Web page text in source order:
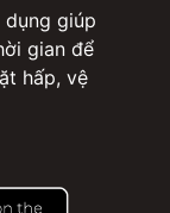
dụng giúp
gian để
hấp, vệ
đặt tất cả
sóc tú
tiêu